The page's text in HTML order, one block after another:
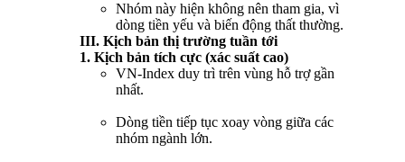
Nhóm này hiện không nên tham gia, vì
dòng tiền yếu và biến động thất thường.
III. Kịch bản thị trường tuần tới
1. Kịch bản tích cực (xác suất cao)
VN-Index duy trì trên vùng hỗ trợ gần
nhất.
Dòng tiền tiếp tục xoay vòng giữa các
nhóm ngành lớn.